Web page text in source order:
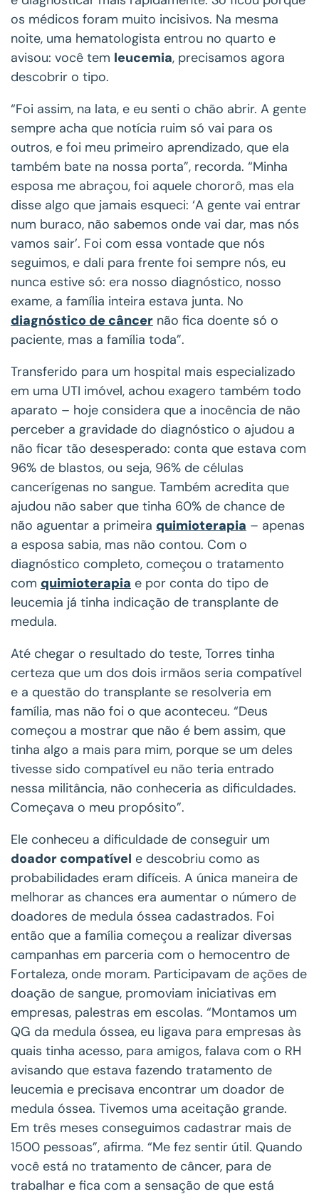
os médicos foram muito incisivos. Na mesma
noite, uma hematologista entrou no quarto e
avisou: você tem leucemia, precisamos agora
descobrir o tipo.
“Foi assim, na lata, e eu senti o chão abrir. A gente
sempre acha que notícia ruim só vai para os
outros, e foi meu primeiro aprendizado, que ela
também bate na nossa porta”, recorda. “Minha
esposa me abraçou, foi aquele chororô, mas ela
disse algo que jamais esqueci: ‘A gente vai entrar
num buraco, não sabemos onde vai dar, mas nós
vamos sair’. Foi com essa vontade que nós
seguimos, e dali para frente foi sempre nós, eu
nunca estive só: era nosso diagnóstico, nosso
exame, a família inteira estava junta. No
diagnóstico de câncer não fica doente só o
paciente, mas a família toda”.
Transferido para um hospital mais especializado
em uma UTI imóvel, achou exagero também todo
aparato – hoje considera que a inocência de não
perceber a gravidade do diagnóstico o ajudou a
não ficar tão desesperado: conta que estava com
96% de blastos, ou seja, 96% de células
cancerígenas no sangue. Também acredita que
ajudou não saber que tinha 60% de chance de
não aguentar a primeira quimioterapia – apenas
a esposa sabia, mas não contou. Com o
diagnóstico completo, começou o tratamento
com quimioterapia e por conta do tipo de
leucemia já tinha indicação de transplante de
medula.
Até chegar o resultado do teste, Torres tinha
certeza que um dos dois irmãos seria compatível
e a questão do transplante se resolveria em
família, mas não foi o que aconteceu. “Deus
começou a mostrar que não é bem assim, que
tinha algo a mais para mim, porque se um deles
tivesse sido compatível eu não teria entrado
nessa militância, não conheceria as dificuldades.
Começava o meu propósito”.
Ele conheceu a dificuldade de conseguir um
doador compatível e descobriu como as
probabilidades eram difíceis. A única maneira de
melhorar as chances era aumentar o número de
doadores de medula óssea cadastrados. Foi
então que a família começou a realizar diversas
campanhas em parceria com o hemocentro de
Fortaleza, onde moram. Participavam de ações de
doação de sangue, promoviam iniciativas em
empresas, palestras em escolas. “Montamos um
QG da medula óssea, eu ligava para empresas às
quais tinha acesso, para amigos, falava com o RH
avisando que estava fazendo tratamento de
leucemia e precisava encontrar um doador de
medula óssea. Tivemos uma aceitação grande.
Em três meses conseguimos cadastrar mais de
1500 pessoas”, afirma. “Me fez sentir útil. Quando
você está no tratamento de câncer, para de
trabalhar e fica com a sensação de que está